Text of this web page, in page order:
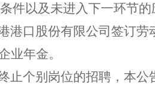
条件以及未进入下一环节的
港口股份有限公司签订劳
业年金。
止个别岗位的招聘，本公